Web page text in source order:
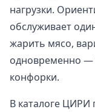
нагрузки.
обслуживает
жарить мясо,
одновременно —
конфорки.
В каталоге ЦИРИ